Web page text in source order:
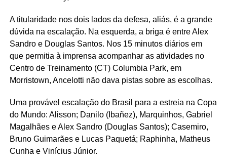
A titularidade nos dois lados da defesa, aliás, é a grande
dúvida na escalação. Na esquerda, a briga é entre Alex
Sandro e Douglas Santos. Nos 15 minutos diários em
que permitia à imprensa acompanhar as atividades no
Centro de Treinamento (CT) Columbia Park, em
Morristown, Ancelotti não dava pistas sobre as escolhas.
Uma provável escalação do Brasil para a estreia na Copa
do Mundo: Alisson; Danilo (Ibañez), Marquinhos, Gabriel
Magalhães e Alex Sandro (Douglas Santos); Casemiro,
Bruno Guimarães e Lucas Paquetá; Raphinha, Matheus
Cunha e Vinícius Júnior.